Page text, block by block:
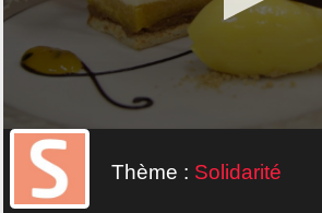
Thème : Solidarité